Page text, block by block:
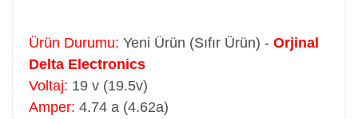
Ürün Durumu: Yeni Ürün (Sıfır Ürün) - Orjinal
Delta Electronics
Voltaj: 19 v (19.5v)
Amper: 4.74 a (4.62a)